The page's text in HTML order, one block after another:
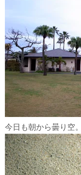
今日も朝から曇り空。